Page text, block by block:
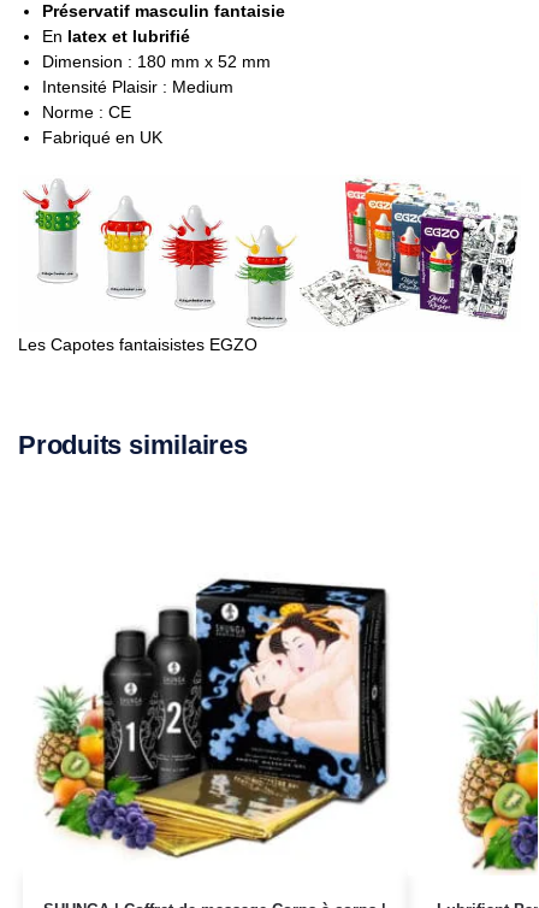
Préservatif masculin fantaisie
En latex et lubrifié
Dimension : 180 mm x 52 mm
Intensité Plaisir : Medium
Norme : CE
Fabriqué en UK
Les Capotes fantaisistes EGZO
Produits similaires